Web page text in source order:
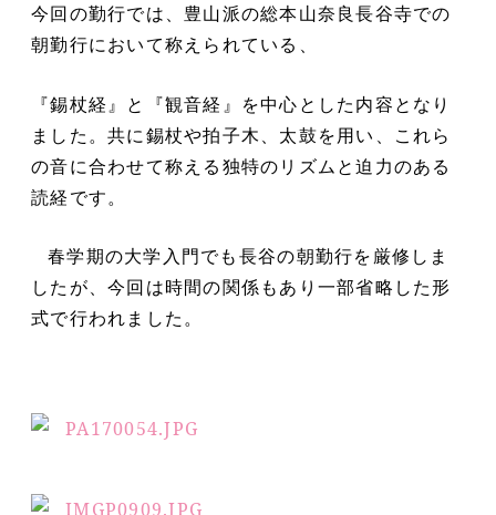
今回の勤行では、豊山派の総本山奈良長谷寺での
朝勤行において称えられている、
『錫杖経』と『観音経』を中心とした内容となり
ました。共に錫杖や拍子木、太鼓を用い、これら
の音に合わせて称える独特のリズムと迫力のある
読経です。
春学期の大学入門でも長谷の朝勤行を厳修しま
したが、今回は時間の関係もあり一部省略した形
式で行われました。